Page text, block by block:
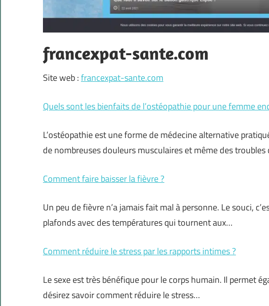
francexpat-sante.com
Site web :francexpat-sante.com
Quels sont les bienfaits de l’ostéopathie pour une femme
L’ostéopathie est une forme de médecine alternative
de nombreuses douleurs musculaires et même des
Comment faire baisser la fièvre ?
Un peu de fièvre n’a jamais fait mal à personne. Le souci,
plafonds avec des températures qui tournent aux…
Comment réduire le stress par les rapports intimes ?
Le sexe est très bénéfique pour le corps humain. Il permet
désirez savoir comment réduire le stress…